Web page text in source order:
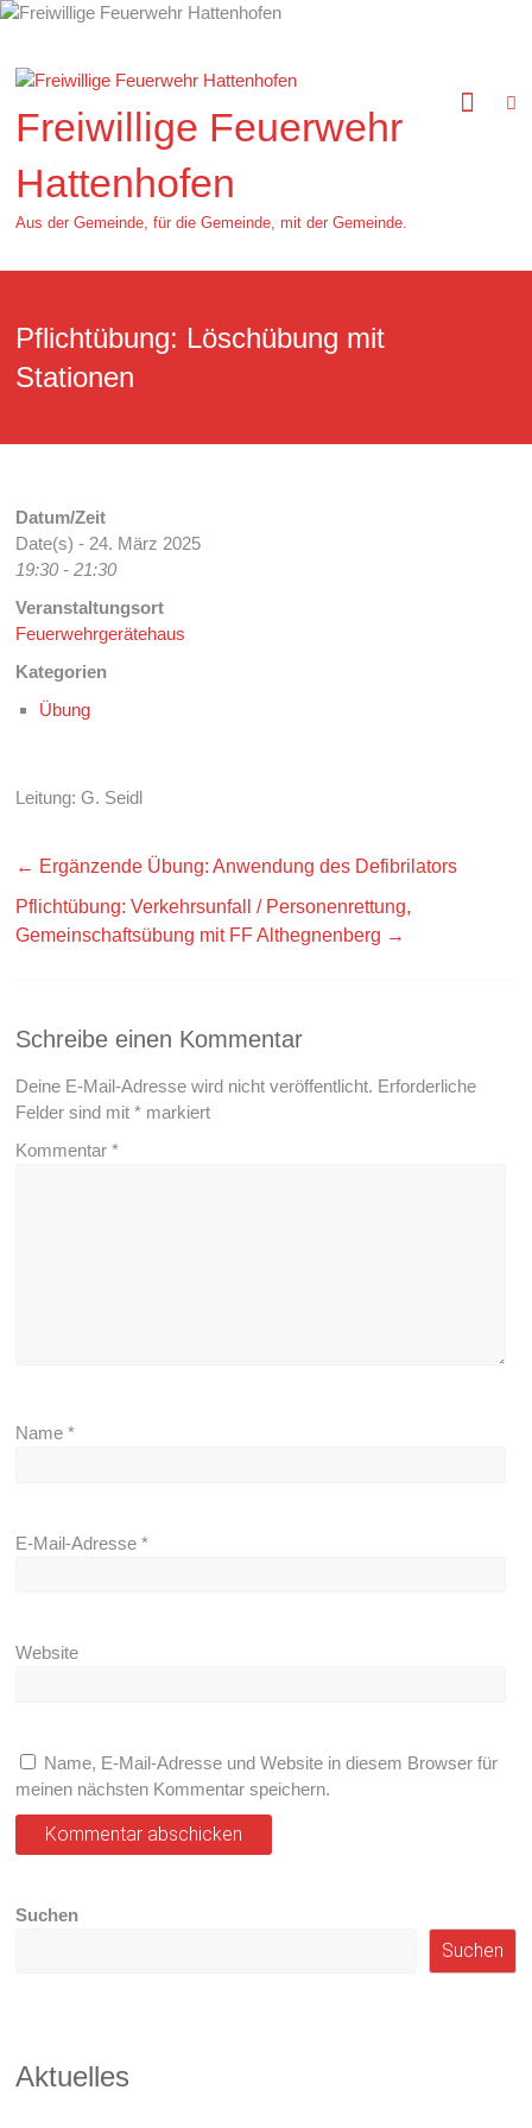
Zum
springen
Freiwillige Feuerwehr
Hattenhofen
Aus der Gemeinde, für die Gemeinde, mit der Gemeinde.
Pflichtübung: Löschübung mit
Stationen
Datum/Zeit
Date(s) - 24. März 2025
19:30 - 21:30
Veranstaltungsort
Feuerwehrgerätehaus
Kategorien
Übung
Leitung: G. Seidl
← Ergänzende Übung: Anwendung des Defibrilators
Pflichtübung: Verkehrsunfall / Personenrettung,
Gemeinschaftsübung mit FF Althegnenberg →
Schreibe einen Kommentar
Deine E-Mail-Adresse wird nicht veröffentlicht. Erforderliche
Felder sind mit* markiert
Kommentar*
Name*
E-Mail-Adresse*
Website
Name, E-Mail-Adresse und Website in diesem Browser für
meinen nächsten Kommentar speichern.
Suchen
Suchen
Aktuelles